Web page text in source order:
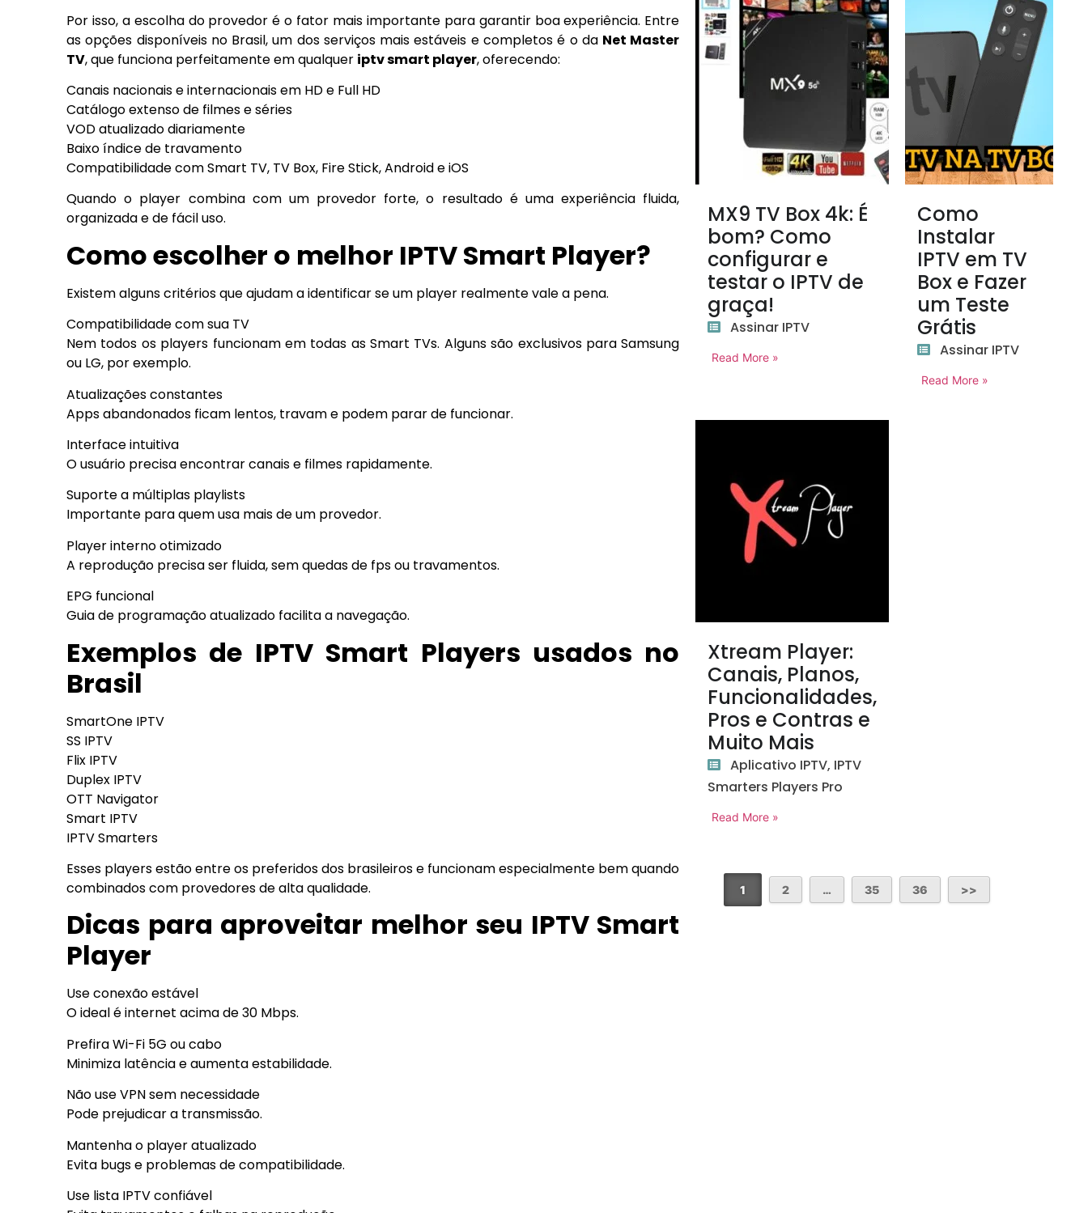
Por isso, a escolha do provedor é o fator mais importante para garantir boa experiência. Entre
as opções disponíveis no Brasil, um dos serviços mais estáveis e completos é o da Net Master
TV, que funciona perfeitamente em qualquer iptv smart player, oferecendo:
Canais nacionais e internacionais em HD e Full HD
Catálogo extenso de filmes e séries
VOD atualizado diariamente
Baixo índice de travamento
Compatibilidade com Smart TV, TV Box, Fire Stick, Android e iOS
Quando o player combina com um provedor forte, o resultado é uma experiência fluida,
organizada e de fácil uso.
Como escolher o melhor IPTV Smart Player?
Existem alguns critérios que ajudam a identificar se um player realmente vale a pena.
Compatibilidade com sua TV
Nem todos os players funcionam em todas as Smart TVs. Alguns são exclusivos para Samsung
ou LG, por exemplo.
Atualizações constantes
Apps abandonados ficam lentos, travam e podem parar de funcionar.
Interface intuitiva
O usuário precisa encontrar canais e filmes rapidamente.
Suporte a múltiplas playlists
Importante para quem usa mais de um provedor.
Player interno otimizado
A reprodução precisa ser fluida, sem quedas de fps ou travamentos.
EPG funcional
Guia de programação atualizado facilita a navegação.
Exemplos de IPTV Smart Players usados no
Brasil
SmartOne IPTV
SS IPTV
Flix IPTV
Duplex IPTV
OTT Navigator
Smart IPTV
IPTV Smarters
Esses players estão entre os preferidos dos brasileiros e funcionam especialmente bem quando
combinados com provedores de alta qualidade.
Dicas para aproveitar melhor seu IPTV Smart
Player
Use conexão estável
O ideal é internet acima de 30 Mbps.
Prefira Wi-Fi 5G ou cabo
Minimiza latência e aumenta estabilidade.
Não use VPN sem necessidade
Pode prejudicar a transmissão.
Mantenha o player atualizado
Evita bugs e problemas de compatibilidade.
Use lista IPTV confiável
MX9 TV Box 4k: É
bom? Como
configurar e
testar o IPTV de
graça!
Assinar IPTV
Read More »
Como
Instalar
IPTV em TV
Box e Fazer
um Teste
Grátis
Assinar IPTV
Read More »
Xtream Player:
Canais, Planos,
Funcionalidades,
Pros e Contras e
Muito Mais
Aplicativo IPTV, IPTV
Smarters Players Pro
Read More »
1 2 … 35 36